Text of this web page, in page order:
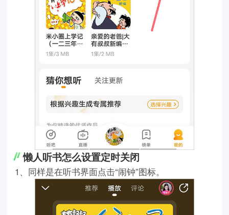
懒人听书怎么设置定时关闭
1、同样是在听书界面点击“闹钟”图标。